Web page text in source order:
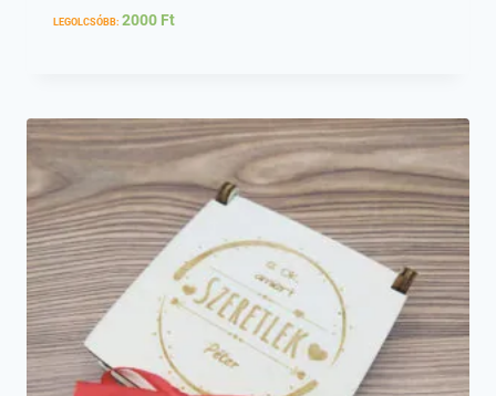
LEGOLCSÓBB: 2000 Ft